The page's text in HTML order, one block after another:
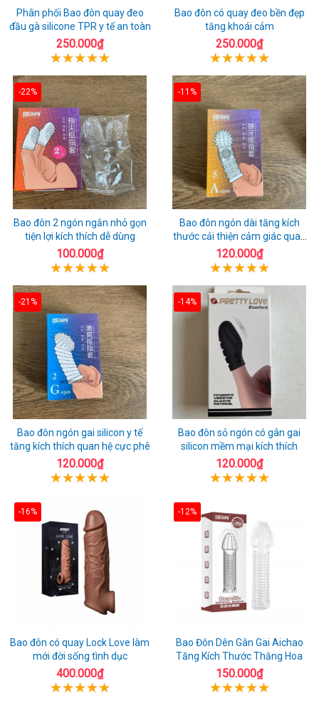
Phân phối Bao đôn quay đeo
đầu gà silicone TPR y tế an toàn
250.000₫
Bao đôn có quay đeo bền đẹp
tăng khoái cảm
250.000₫
-22%
Bao đôn 2 ngón ngắn nhỏ gọn
tiện lợi kích thích dễ dùng
100.000₫
-11%
Bao đôn ngón dài tăng kích
thước cải thiện cảm giác quan
hệ
120.000₫
-21%
Bao đôn ngón gai silicon y tế
tăng kích thích quan hệ cực phê
120.000₫
-14%
Bao đôn sỏ ngón có gân gai
silicon mềm mại kích thích
120.000₫
-16%
Bao đôn có quay Lock Love làm
mới đời sống tình dục
400.000₫
-12%
Bao Đôn Dên Gân Gai Aichao
Tăng Kích Thước Thăng Hoa
150.000₫